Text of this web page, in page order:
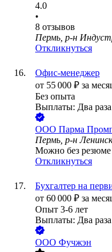
4.0
•
8 отзывов
Пермь, р-н
Откликнуться
Офис-менеджер
от 55 000 ₽ за
Без опыта
Выплаты: Два
ООО Парма
Пермь, р-н
Можно без резюме
Откликнуться
Бухгалтер на
от 60 000 ₽ за
Опыт 3-6 лет
Выплаты: Два
ООО Фучжэн